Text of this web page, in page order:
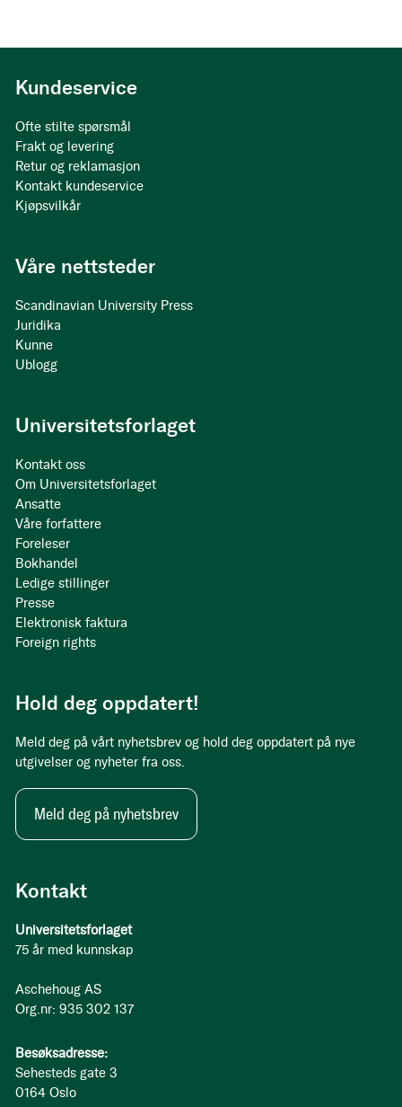
Kontakt
Universitetsforlaget
75 år med kunnskap
Aschehoug AS
Org.nr: 935 302 137
Besøksadresse:
Sehesteds gate 3
0164 Oslo
Kundeservice
Ofte stilte spørsmål
Frakt og levering
Retur og reklamasjon
Kontakt kundeservice
Kjøpsvilkår
Våre nettsteder
Scandinavian University Press
Juridika
Kunne
Ublogg
Universitetsforlaget
Kontakt oss
Om Universitetsforlaget
Ansatte
Våre forfattere
Foreleser
Bokhandel
Ledige stillinger
Presse
Elektronisk faktura
Foreign rights
Hold deg oppdatert!
Meld deg på vårt nyhetsbrev og hold deg oppdatert på nye
utgivelser og nyheter fra oss.
Meld deg på nyhetsbrev